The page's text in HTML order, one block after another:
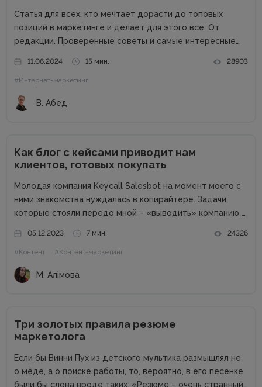
Статья для всех, кто мечтает дорасти до топовых
позиций в маркетинге и делает для этого все. От
редакции. Проверенные советы и самые интересные
на наш телеграм-канал и получайте каждую неделю
новую порцию...
11.06.2024 15 мин. 28903
#Интернет-маркетинг
В. Абед
Как блог с кейсами приводит нам
клиентов, готовых покупать
Молодая компания Keycall Salesbot на момент моего с
ними знакомства нуждалась в копирайтере. Задачи,
которые стояли передо мной – «выводить» компанию в
несколько размытая, но все же ясная – мне
предлагалась позиция...
05.12.2023 7 мин. 24326
#Контент #Контент-маркетинг
М. Алімова
Три золотых правила резюме
маркетолога
Если бы Винни Пух из детского мультика размышлял не
о мёде, а о поиске работы, то, вероятно, в его песенке
были бы слова вроде таких: «Резюме – очень странный